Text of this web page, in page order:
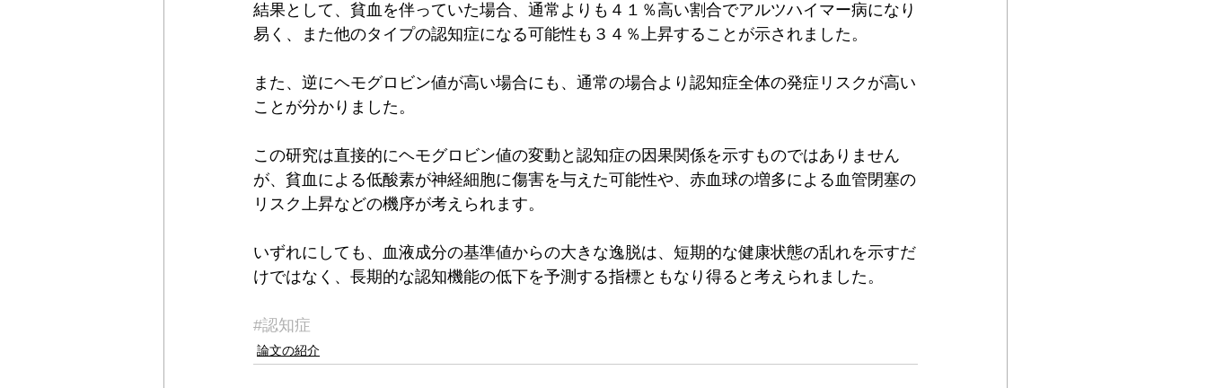
結果として、貧血を伴っていた場合、通常よりも４１％高い割合でアルツハイマー病になり
易く、また他のタイプの認知症になる可能性も３４％上昇することが示されました。
また、逆にヘモグロビン値が高い場合にも、通常の場合より認知症全体の発症リスクが高い
ことが分かりました。
この研究は直接的にヘモグロビン値の変動と認知症の因果関係を示すものではありません
が、貧血による低酸素が神経細胞に傷害を与えた可能性や、赤血球の増多による血管閉塞の
リスク上昇などの機序が考えられます。
いずれにしても、血液成分の基準値からの大きな逸脱は、短期的な健康状態の乱れを示すだ
けではなく、長期的な認知機能の低下を予測する指標ともなり得ると考えられました。
#認知症
論文の紹介